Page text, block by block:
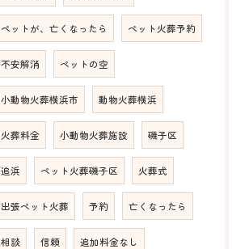
ペットが、亡くなったら ペット火葬予約
不安解消 ペットの空
小動物火葬横浜市 動物火葬横浜
火葬料金 小動物火葬施設 磯子区
追浜 ペット火葬磯子区 火葬式
出張ペット火葬 予約 亡くなったら
相談 信頼 追加料金なし